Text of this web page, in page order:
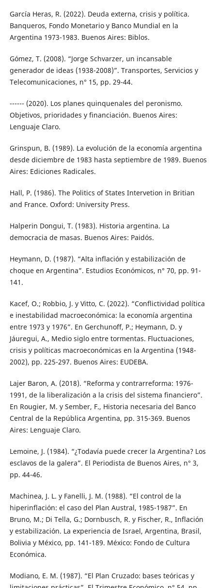
García Heras, R. (2022). Deuda externa, crisis y política.
Banqueros, Fondo Monetario y Banco Mundial en la
Argentina 1973-1983. Buenos Aires: Biblos.
Gómez, T. (2008). “Jorge Schvarzer, un incansable
generador de ideas (1938-2008)”. Transportes, Servicios y
Telecomunicaciones, n° 15, pp. 29-44.
------ (2020). Los planes quinquenales del peronismo.
Objetivos, prioridades y financiación. Buenos Aires:
Lenguaje Claro.
Grinspun, B. (1989). La evolución de la economía argentina
desde diciembre de 1983 hasta septiembre de 1989. Buenos
Aires: Ediciones Radicales.
Hall, P. (1986). The Politics of States Intervetion in Britian
and France. Oxford: University Press.
Halperin Dongui, T. (1983). Historia argentina. La
democracia de masas. Buenos Aires: Paidós.
Heymann, D. (1987). “Alta inflación y estabilización de
choque en Argentina”. Estudios Económicos, n° 70, pp. 91-
141.
Kacef, O.; Robbio, J. y Vitto, C. (2022). “Conflictividad política
e inestabilidad macroeconómica: la economía argentina
entre 1973 y 1976”. En Gerchunoff, P.; Heymann, D. y
Jáuregui, A., Medio siglo entre tormentas. Fluctuaciones,
crisis y políticas macroeconómicas en la Argentina (1948-
2002), pp. 225-297. Buenos Aires: EUDEBA.
Lajer Baron, A. (2018). “Reforma y contrarreforma: 1976-
1991, de la liberalización a la crisis del sistema financiero”.
En Rougier, M. y Sember, F., Historia necesaria del Banco
Central de la República Argentina, pp. 315-369. Buenos
Aires: Lenguaje Claro.
Lemoine, J. (1984). “¿Todavía puede crecer la Argentina? Los
esclavos de la galera”. El Periodista de Buenos Aires, n° 3,
pp. 44-46.
Machinea, J. L. y Fanelli, J. M. (1988). “El control de la
hiperinflación: el caso del Plan Austral, 1985-1987”. En
Bruno, M.; Di Tella, G.; Dornbusch, R. y Fischer, R., Inflación
y estabilización. La experiencia de Israel, Argentina, Brasil,
Bolivia y México, pp. 141-189. México: Fondo de Cultura
Económica.
Modiano, E. M. (1987). “El Plan Cruzado: bases teóricas y